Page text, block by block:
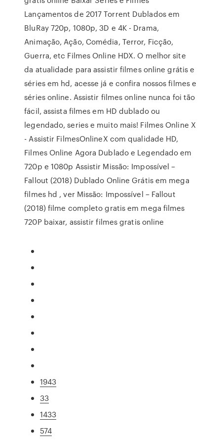
Lançamentos de 2017 Torrent Dublados em
BluRay 720p, 1080p, 3D e 4K - Drama,
Animação, Ação, Comédia, Terror, Ficção,
Guerra, etc Filmes Online HDX. O melhor site
da atualidade para assistir filmes online grátis e
séries em hd, acesse já e confira nossos filmes e
séries online. Assistir filmes online nunca foi tão
fácil, assista filmes em HD dublado ou
legendado, series e muito mais! Filmes Online X
- Assistir FilmesOnlineX com qualidade HD,
Filmes Online Agora Dublado e Legendado em
720p e 1080p Assistir Missão: Impossível –
Fallout (2018) Dublado Online Grátis em mega
filmes hd , ver Missão: Impossível – Fallout
(2018) filme completo gratis em mega filmes
720P baixar, assistir filmes gratis online
1943
33
1433
574